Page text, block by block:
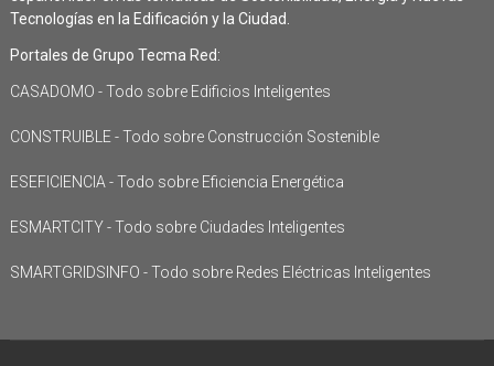
Tecnologías en la Edificación y la Ciudad.
Portales de Grupo Tecma Red:
CASADOMO - Todo sobre Edificios Inteligentes
CONSTRUIBLE - Todo sobre Construcción Sostenible
ESEFICIENCIA - Todo sobre Eficiencia Energética
ESMARTCITY - Todo sobre Ciudades Inteligentes
SMARTGRIDSINFO - Todo sobre Redes Eléctricas Inteligentes